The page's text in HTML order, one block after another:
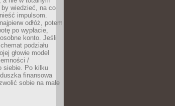
wiedzieć, na co
impulsom.
odłóż, potem
po wypłacie,
konto. Jeśli
podziału
głowie model
/
siebie. Po kilku
finansowa
sobie na małe